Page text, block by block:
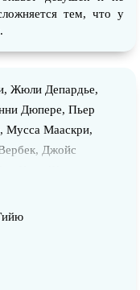
тем, что у
Жюли Депардье,
Дюпере, Пьер
Мусса Мааскри,
Джойс
Каш, Жюльетт
Сандра
Роман Боринже,
Рэндиан Нэли,
Робен, Жиль
Бернард